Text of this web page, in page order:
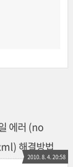
에러 (no
해결방법
2010. 8. 4. 20:58